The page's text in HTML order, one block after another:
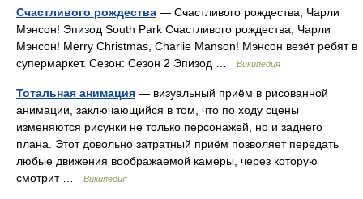
Счастливого рождества — Счастливого рождества, Чарли
Мэнсон! Эпизод South Park Счастливого рождества, Чарли
Мэнсон! Merry Christmas, Charlie Manson! Мэнсон везёт ребят в
супермаркет. Сезон: Сезон 2 Эпизод …
Википедия
Тотальная анимация — визуальный приём в рисованной
анимации, заключающийся в том, что по ходу сцены
изменяются рисунки не только персонажей, но и заднего
плана. Этот довольно затратный приём позволяет передать
любые движения воображаемой камеры, через которую
смотрит …
Википедия